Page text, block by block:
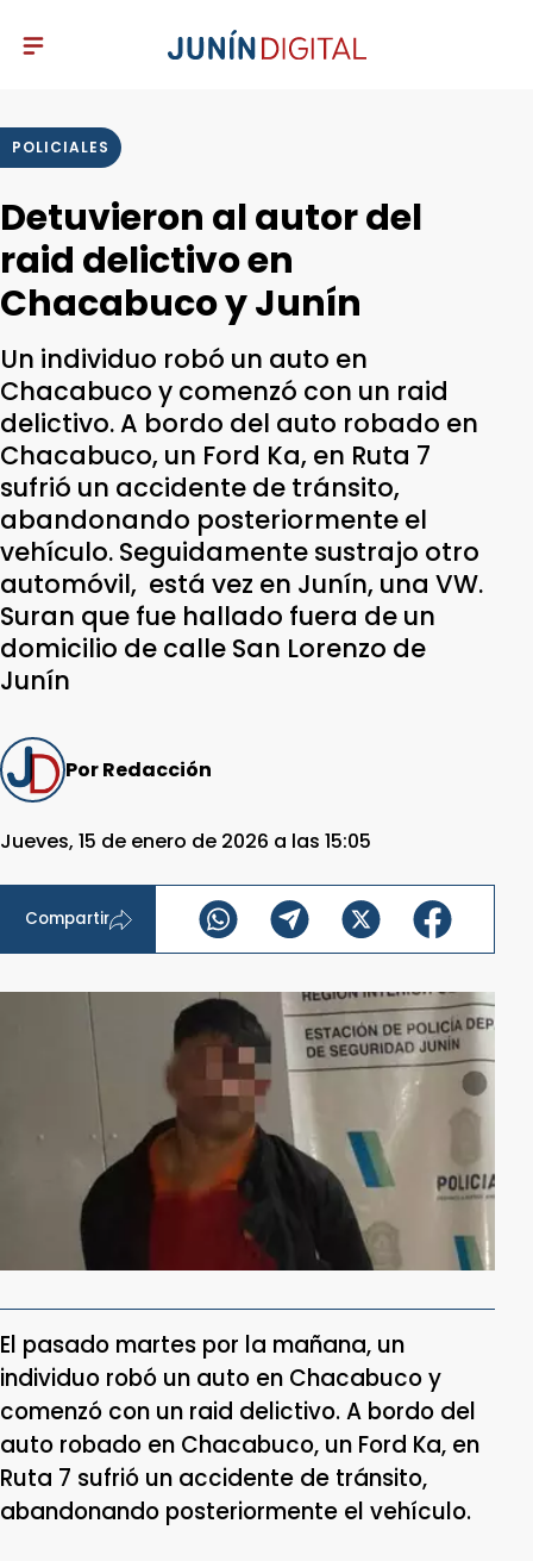
POLICIALES
Detuvieron al autor del
raid delictivo en
Chacabuco y Junín
Un individuo robó un auto en
Chacabuco y comenzó con un raid
delictivo. A bordo del auto robado en
Chacabuco, un Ford Ka, en Ruta 7
sufrió un accidente de tránsito,
abandonando posteriormente el
vehículo. Seguidamente sustrajo otro
automóvil, está vez en Junín, una VW.
Suran que fue hallado fuera de un
domicilio de calle San Lorenzo de
Junín
Por Redacción
Jueves, 15 de enero de 2026 a las 15:05
Compartir
El pasado martes por la mañana, un
individuo robó un auto en Chacabuco y
comenzó con un raid delictivo. A bordo del
auto robado en Chacabuco, un Ford Ka, en
Ruta 7 sufrió un accidente de tránsito,
abandonando posteriormente el vehículo.